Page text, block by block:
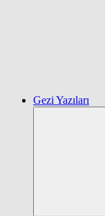
Gezi Yazıları